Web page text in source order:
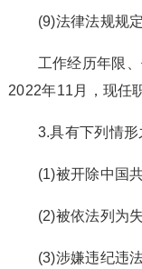
(9)法律法规规定
工作经历年限、
2022年11月，现任
3.具有下列情形
(1)被开除中国共
(2)被依法列为失
(3)涉嫌违纪违法